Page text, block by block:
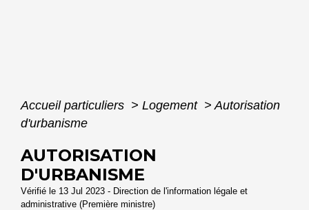
Accueil particuliers > Logement > Autorisation
d'urbanisme
AUTORISATION
D'URBANISME
Vérifié le 13 Jul 2023 - Direction de l'information légale et
administrative (Première ministre)